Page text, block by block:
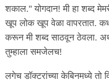
शकाल." योगदान! मी हा शब्द
खूप लोक खूप वेळा वापरतात.
करून मी शब्द साठवून ठेवला.
तुम्हाला समजेलच!
लगेच डॉक्टरांच्या केबिनमध्ये